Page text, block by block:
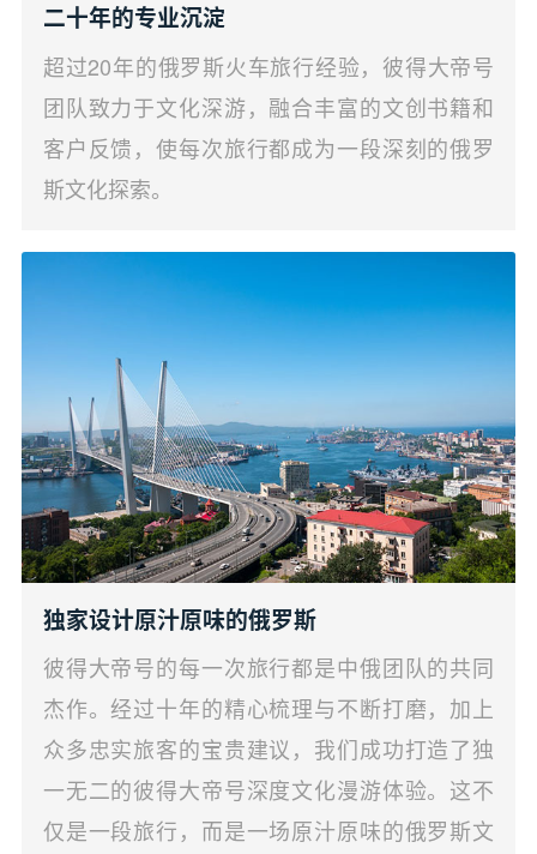
二十年的专业沉淀
超过20年的俄罗斯火车旅行经验，彼得大帝号
团队致力于文化深游，融合丰富的文创书籍和
客户反馈，使每次旅行都成为一段深刻的俄罗
斯文化探索。
独家设计原汁原味的俄罗斯
彼得大帝号的每一次旅行都是中俄团队的共同
杰作。经过十年的精心梳理与不断打磨，加上
众多忠实旅客的宝贵建议，我们成功打造了独
一无二的彼得大帝号深度文化漫游体验。这不
仅是一段旅行，而是一场原汁原味的俄罗斯文